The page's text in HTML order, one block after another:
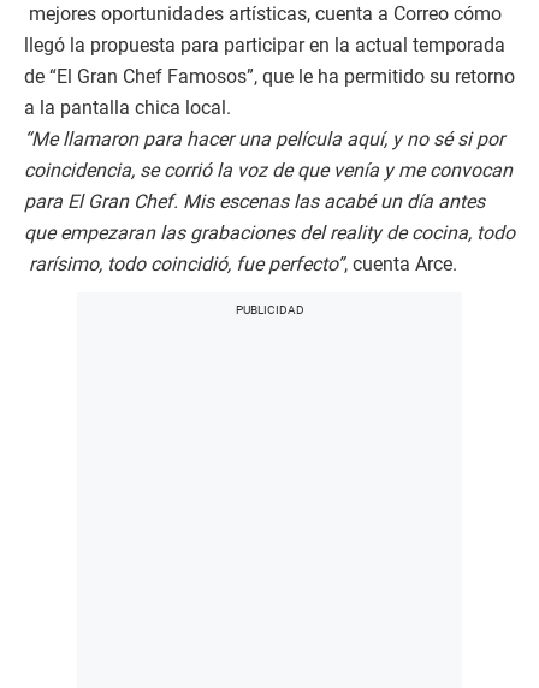
mejores oportunidades artísticas, cuenta a Correo cómo
llegó la propuesta para participar en la actual temporada
de “El Gran Chef Famosos”, que le ha permitido su retorno
a la pantalla chica local.
“Me llamaron para hacer una película aquí, y no sé si por
coincidencia, se corrió la voz de que venía y me convocan
para El Gran Chef. Mis escenas las acabé un día antes
que empezaran las grabaciones del reality de cocina, todo
rarísimo, todo coincidió, fue perfecto”, cuenta Arce.